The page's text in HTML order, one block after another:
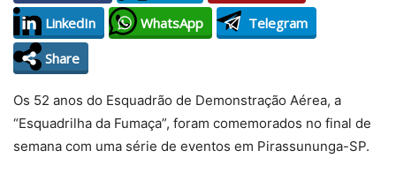
LinkedIn
WhatsApp
Telegram
Share
Os 52 anos do Esquadrão de Demonstração Aérea, a
“Esquadrilha da Fumaça”, foram comemorados no final de
semana com uma série de eventos em Pirassununga-SP.